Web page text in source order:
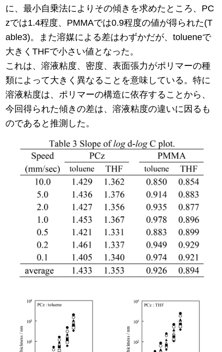
に、最小自乗法によりその傾きを求めたところ、PC
zでは1.4程度、PMMAでは0.9程度の値が得られた(T
able3)。また溶媒による差はわずかだが、tolueneで
大きくTHFで小さい値となった。
これは、溶液粘度、密度、表面張力がポリマーの種
類によって大きく異なることを意味している。特に
溶液粘度は、ポリマーの構造に依存することから、
今回得られた傾きの差は、溶液粘度の違いに因るも
のであると推測した。